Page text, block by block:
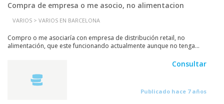
Compra de empresa o me asocio, no alimentacion
VARIOS > VARIOS EN BARCELONA
Compro o me asociaría con empresa de distribución retail, no
alimentación, que este funcionando actualmente aunque no tenga...
Consultar
Publicado hace 7 años